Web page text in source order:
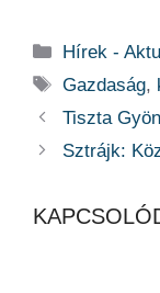
Kategória
Hírek -
Címkék
Gazdaság,
Tiszta
Sztrájk: